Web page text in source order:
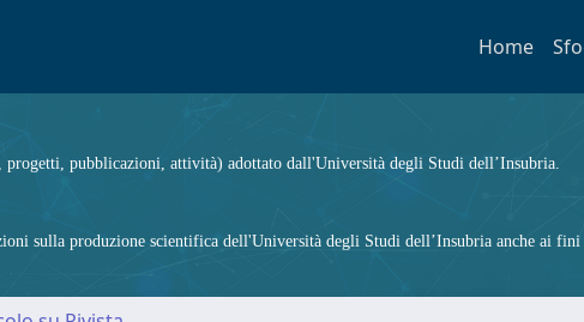
Home
progetti, pubblicazioni, attività) adottato dall'Università degli Studi dell’Insubria.
sulla produzione scientifica dell'Università degli Studi dell’Insubria anche ai